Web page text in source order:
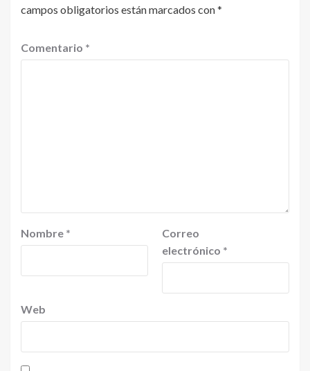
campos obligatorios están marcados con*
Comentario *
Nombre *
Correo
electrónico *
Web